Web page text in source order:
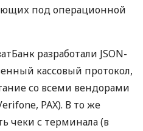
под операционной
разработали JSON-
кассовый протокол,
со всеми вендорами
PAX). В то же
чеки с терминала (в